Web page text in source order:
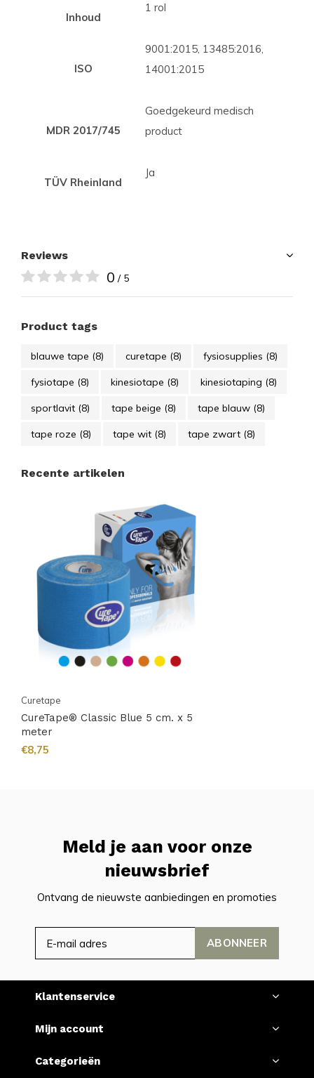
Inhoud
1 rol
ISO
9001:2015, 13485:2016,
14001:2015
MDR 2017/745
Goedgekeurd medisch
product
TÜV Rheinland
Ja
Reviews
0 / 5
Product tags
blauwe tape (8) curetape (8) fysiosupplies (8)
fysiotape (8) kinesiotape (8) kinesiotaping (8)
sportlavit (8) tape beige (8) tape blauw (8)
tape roze (8) tape wit (8) tape zwart (8)
Recente artikelen
Curetape
CureTape® Classic Blue 5 cm. x 5
meter
€8,75
Meld je aan voor onze
nieuwsbrief
Ontvang de nieuwste aanbiedingen en promoties
ABONNEER
Klantenservice
Mijn account
Categorieën